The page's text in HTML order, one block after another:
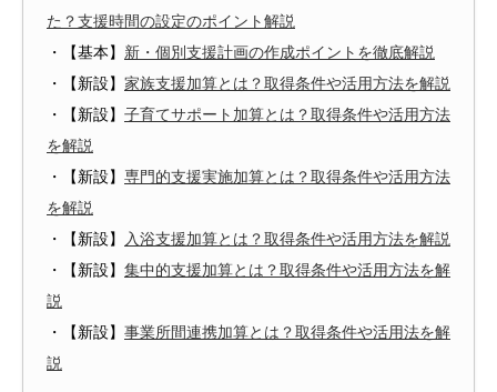
た？支援時間の設定のポイント解説
・【基本】 新・個別支援計画の作成ポイントを徹底解説
・【新設】 家族支援加算とは？取得条件や活用方法を解説
・【新設】 子育てサポート加算とは？取得条件や活用方法
を解説
・【新設】 専門的支援実施加算とは？取得条件や活用方法
を解説
・【新設】
入浴支援加算とは？取得条件や活用方法を解説
・【新設】 集中的支援加算とは？取得条件や活用方法を解
説
・【新設】 事業所間連携加算とは？取得条件や活用法を解
説